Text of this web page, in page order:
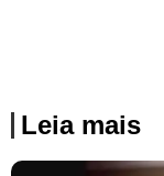
Leia mais